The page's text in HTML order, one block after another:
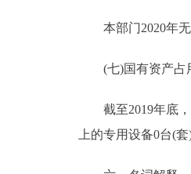
本部门2020年无
(七)国有资产占
截至2019年底，
上的专用设备0台(套